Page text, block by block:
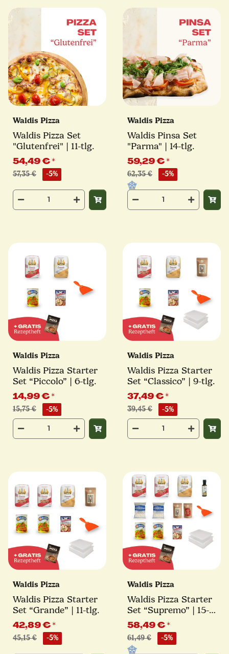
Waldis Pizza
Waldis Pizza Set
"Glutenfrei" | 11-tlg.
54,49 €*
57,35 € -5%
Waldis Pizza
Waldis Pinsa Set
"Parma" | 14-tlg.
59,29 €*
62,35 € -5%
Waldis Pizza
Waldis Pizza Starter
Set “Piccolo” | 6-tlg.
14,99 €*
15,75 € -5%
Waldis Pizza
Waldis Pizza Starter
Set “Classico” | 9-tlg.
37,49 €*
39,45 € -5%
Waldis Pizza
Waldis Pizza Starter
Set “Grande” | 11-tlg.
42,89 €*
45,15 € -5%
Waldis Pizza
Waldis Pizza Starter
Set “Supremo” | 15-
tlg.
58,49 €*
61,49 € -5%